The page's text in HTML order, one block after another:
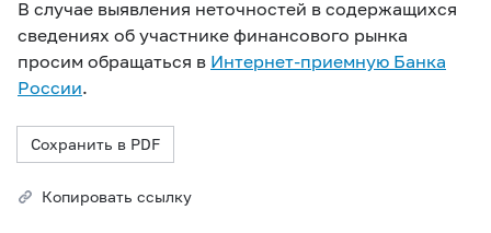
В случае выявления неточностей в содержащихся
сведениях об участнике финансового рынка
просим обращаться в Интернет-приемную Банка
России.
Сохранить в PDF
Копировать ссылку